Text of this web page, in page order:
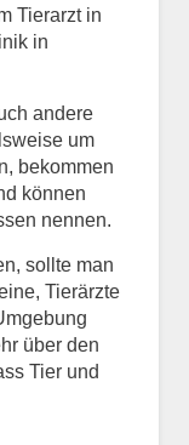
Tierarzt in
in
andere
um
bekommen
können
nennen.
sollte man
Tierärzte
über den
Tier und